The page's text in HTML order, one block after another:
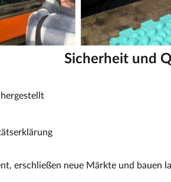
Sicherheit und
erschließen neue Märkte und bauen